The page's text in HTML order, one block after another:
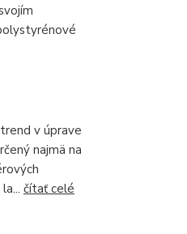
v úprave
najmä na
čítať celé